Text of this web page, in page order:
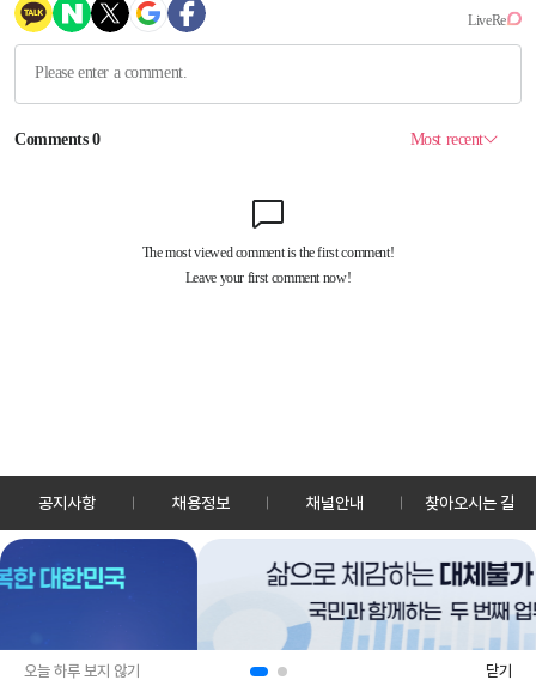
오늘 하루 보지 않기 닫기
공지사항 채용정보 채널안내 찾아오시는 길
30128 세종특별자치시 정부2청사로 13 한국정책방송원 KTV
TEL: 044-204-8000
Copyrightⓒ KTV 국민방송 All Rights Reserved.
앱 다운로드